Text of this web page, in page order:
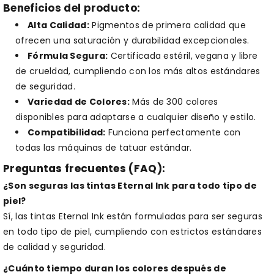
Beneficios del producto:
Alta Calidad:Pigmentos de primera calidad que
ofrecen una saturación y durabilidad excepcionales.
Fórmula Segura: Certificada estéril, vegana y libre
de crueldad, cumpliendo con los más altos estándares
de seguridad.
Variedad de Colores: Más de 300 colores
disponibles para adaptarse a cualquier diseño y estilo.
Compatibilidad: Funciona perfectamente con
todas las máquinas de tatuar estándar.
Preguntas frecuentes (FAQ):
¿Son seguras las tintas Eternal Ink para todo tipo de
piel?
Sí, las tintas Eternal Ink están formuladas para ser seguras
en todo tipo de piel, cumpliendo con estrictos estándares
de calidad y seguridad.
¿Cuánto tiempo duran los colores después de